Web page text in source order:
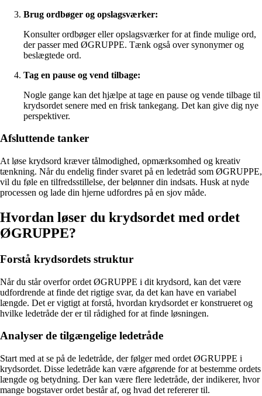
Brug ordbøger og opslagsværker:
Konsulter ordbøger eller opslagsværker for at finde mulige ord,
der passer med ØGRUPPE. Tænk også over synonymer og
beslægtede ord.
Tag en pause og vend tilbage:
Nogle gange kan det hjælpe at tage en pause og vende tilbage til
krydsordet senere med en frisk tankegang. Det kan give dig nye
perspektiver.
Afsluttende tanker
At løse krydsord kræver tålmodighed, opmærksomhed og kreativ
tænkning. Når du endelig finder svaret på en ledetråd som ØGRUPPE,
vil du føle en tilfredsstillelse, der belønner din indsats. Husk at nyde
processen og lade din hjerne udfordres på en sjov måde.
Hvordan løser du krydsordet med ordet
ØGRUPPE?
Forstå krydsordets struktur
Når du står overfor ordet ØGRUPPE i dit krydsord, kan det være
udfordrende at finde det rigtige svar, da det kan have en variabel
længde. Det er vigtigt at forstå, hvordan krydsordet er konstrueret og
hvilke ledetråde der er til rådighed for at finde løsningen.
Analyser de tilgængelige ledetråde
Start med at se på de ledetråde, der følger med ordet ØGRUPPE i
krydsordet. Disse ledetråde kan være afgørende for at bestemme ordets
længde og betydning. Der kan være flere ledetråde, der indikerer, hvor
mange bogstaver ordet består af, og hvad det refererer til.